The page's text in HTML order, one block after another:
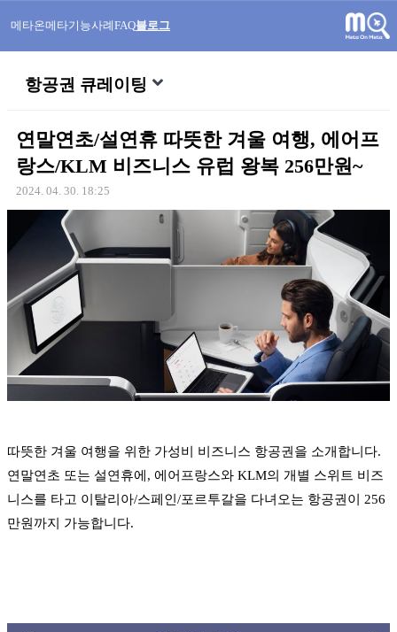
메타온메타기능사례FAQ블로그
항공권 큐레이팅
연말연초/설연휴 따뜻한 겨울 여행, 에어프
랑스/KLM 비즈니스 유럽 왕복 256만원~
2024. 04. 30. 18:25
따뜻한 겨울 여행을 위한 가성비 비즈니스 항공권을 소개합니다.
연말연초 또는 설연휴에, 에어프랑스와 KLM의 개별 스위트 비즈
니스를 타고 이탈리아/스페인/포르투갈을 다녀오는 항공권이 256
만원까지 가능합니다.